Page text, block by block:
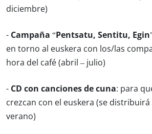
diciembre)
- Campaña “Pentsatu, Sentitu,
en torno al euskera con los/las
hora del café (abril – julio)
- CD con canciones de cuna: para
crezcan con el euskera (se
verano)